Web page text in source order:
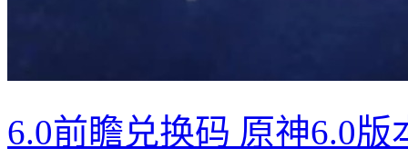
6.0前瞻兑换码 原神6.0版